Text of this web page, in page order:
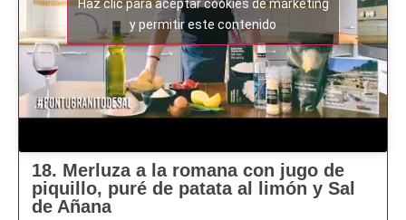
Haz clic para aceptar cookies de marketing
y permitir este contenido
18. Merluza a la romana con jugo de
piquillo, puré de patata al limón y Sal
de Añana